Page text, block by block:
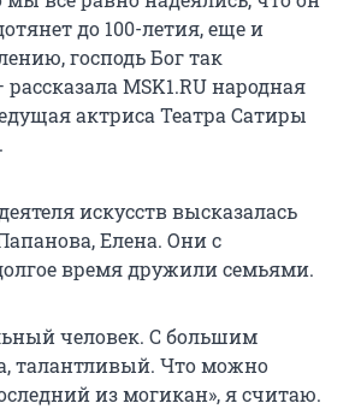
до 100-летия, еще и
господь Бог так
MSK1.RU народная
актриса Театра Сатиры
искусств высказалась
Елена. Они с
время дружили семьями.
человек. С большим
талантливый. Что можно
из могикан», я считаю.